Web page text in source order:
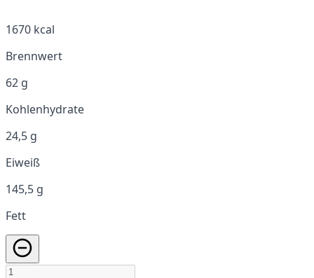
1670 kcal
Brennwert
62 g
Kohlenhydrate
24,5 g
Eiweiß
145,5 g
Fett